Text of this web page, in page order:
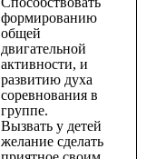
формированию
общей
двигательной
активности, и
развитию духа
соревнования в
группе.
Вызвать у детей
желание сделать